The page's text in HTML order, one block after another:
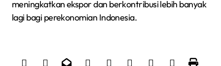
meningkatkan ekspor dan berkontribusi lebih banyak
lagi bagi perekonomian Indonesia.